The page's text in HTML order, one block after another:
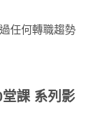
任何轉職趨勢
課 系列影